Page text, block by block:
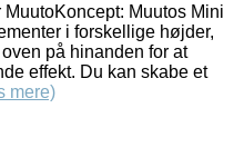
Muutos Mini
i forskellige højder,
på hinanden for at
effekt. Du kan skabe et
mere)